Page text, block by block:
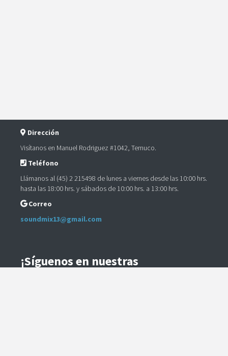
Dirección
Visítanos en Manuel Rodriguez #1042, Temuco.
Teléfono
Llámanos al (45) 2 215498 de lunes a viernes desde las 10:00 hrs.
hasta las 18:00 hrs. y sábados de 10:00 hrs. a 13:00 hrs.
Correo
soundmix13@gmail.com
¡Síguenos en nuestras